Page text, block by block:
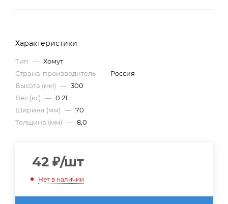
Характеристики
Тип — Хомут
Страна-производитель — Россия
Высота (мм) — 300
Вес (кг) — 0.21
Ширина (мм) — 70
Толщина (мм) — 8,0
42 ₽/шт
Нет в наличии